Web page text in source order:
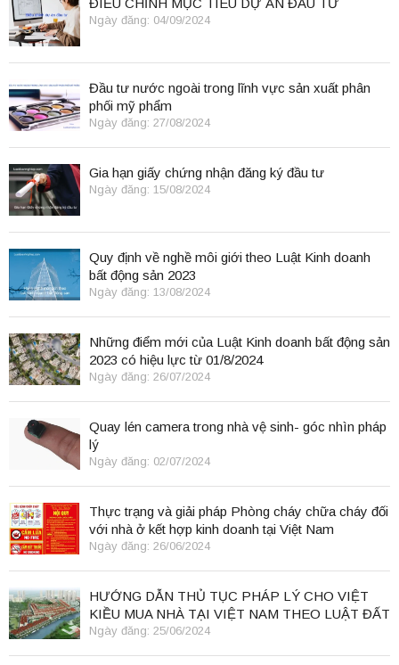
ĐIỀU CHỈNH MỤC TIÊU DỰ ÁN ĐẦU TƯ
Ngày đăng: 04/09/2024
Đầu tư nước ngoài trong lĩnh vực sản xuất phân
phối mỹ phẩm
Ngày đăng: 27/08/2024
Gia hạn giấy chứng nhận đăng ký đầu tư
Ngày đăng: 15/08/2024
Quy định về nghề môi giới theo Luật Kinh doanh
bất động sản 2023
Ngày đăng: 13/08/2024
Những điểm mới của Luật Kinh doanh bất động sản
2023 có hiệu lực từ 01/8/2024
Ngày đăng: 26/07/2024
Quay lén camera trong nhà vệ sinh- góc nhìn pháp
lý
Ngày đăng: 02/07/2024
Thực trạng và giải pháp Phòng cháy chữa cháy đối
với nhà ở kết hợp kinh doanh tại Việt Nam
Ngày đăng: 26/06/2024
HƯỚNG DẪN THỦ TỤC PHÁP LÝ CHO VIỆT
KIỀU MUA NHÀ TẠI VIỆT NAM THEO LUẬT ĐẤT
ĐAI 2024
Ngày đăng: 25/06/2024